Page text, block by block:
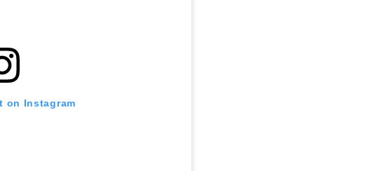
on Instagram